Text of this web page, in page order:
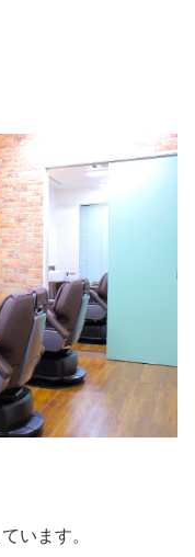
います。